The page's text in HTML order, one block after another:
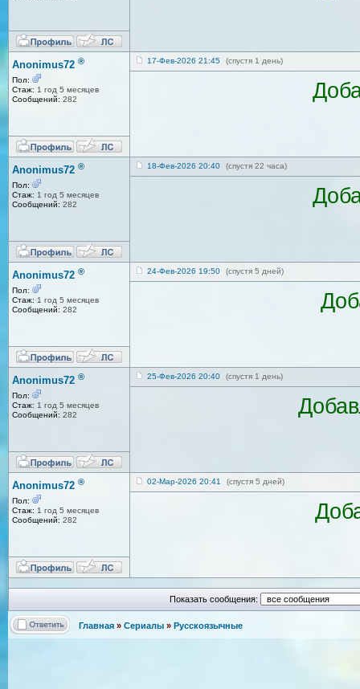
Anonimus72 ®
Пол:
Стаж: 1 год 5 месяцев
Сообщений: 282
17-Фев-2026 21:45 (спустя 1 день)
Anonimus72 ®
Пол:
Стаж: 1 год 5 месяцев
Сообщений: 282
18-Фев-2026 20:40 (спустя 22 часа)
Anonimus72 ®
Пол:
Стаж: 1 год 5 месяцев
Сообщений: 282
24-Фев-2026 19:50 (спустя 5 дней)
Anonimus72 ®
Пол:
Стаж: 1 год 5 месяцев
Сообщений: 282
25-Фев-2026 20:40 (спустя 1 день)
Anonimus72 ®
Пол:
Стаж: 1 год 5 месяцев
Сообщений: 282
02-Мар-2026 20:41 (спустя 5 дней)
Показать сообщения:
Главная » Сериалы » Русскоязычные